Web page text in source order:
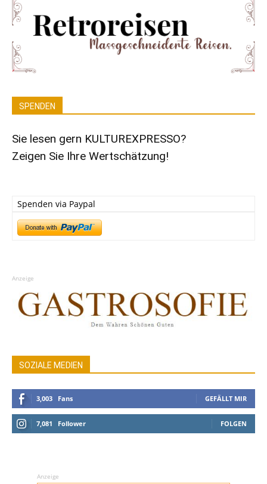
SPENDEN
Sie lesen gern KULTUREXPRESSO?
Zeigen Sie Ihre Wertschätzung!
Spenden via Paypal
Anzeige
SOZIALE MEDIEN
3,003 Fans GEFÄLLT MIR
7,081 Follower FOLGEN
Anzeige